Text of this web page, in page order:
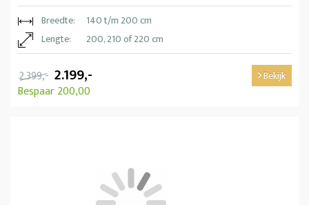
Breedte:
140 t/m 200 cm
Lengte:
200, 210 of 220 cm
2.399,- 2.199,-
Bespaar 200,00
Bekijk